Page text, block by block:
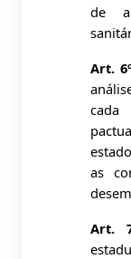
de
Art.
as
Art.